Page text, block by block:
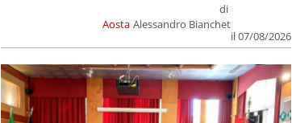
Aosta
di
Alessandro Bianchet
il 07/08/2026